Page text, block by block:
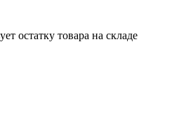
остатку товара на складе